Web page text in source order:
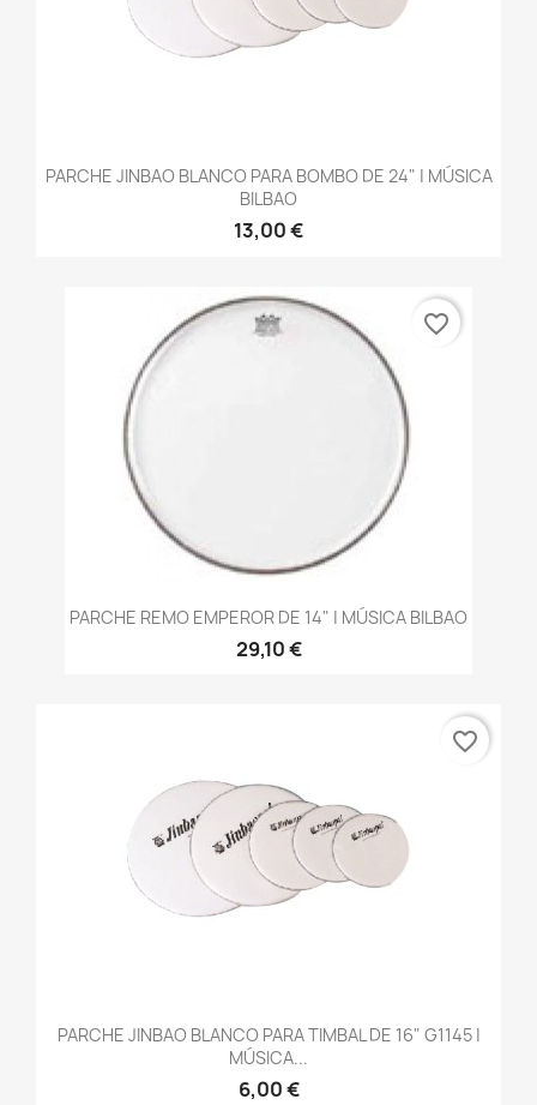
PARCHE JINBAO BLANCO PARA BOMBO DE 24" | MÚSICA
BILBAO
13,00 €
PARCHE REMO EMPEROR DE 14" | MÚSICA BILBAO
29,10 €
favorite_border
PARCHE JINBAO BLANCO PARA TIMBAL DE 16" G1145 |
MÚSICA...
6,00 €
favorite_border